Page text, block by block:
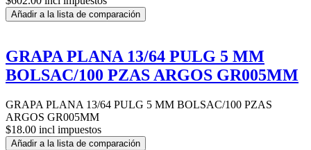
Añadir a la lista de comparación
GRAPA PLANA 13/64 PULG 5 MM
BOLSAC/100 PZAS ARGOS GR005MM
GRAPA PLANA 13/64 PULG 5 MM BOLSAC/100 PZAS
ARGOS GR005MM
$18.00 incl impuestos
Añadir a la lista de comparación